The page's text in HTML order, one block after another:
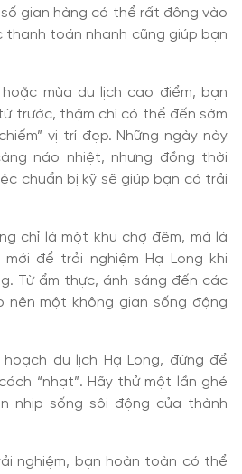
gian hàng có thể rất đông vào
thanh toán nhanh cũng giúp bạn
mùa du lịch cao điểm, bạn
trước, thậm chí có thể đến sớm
vị trí đẹp. Những ngày này
náo nhiệt, nhưng đồng thời
chuẩn bị kỹ sẽ giúp bạn có trải
chỉ là một khu chợ đêm, mà là
để trải nghiệm Hạ Long khi
Từ ẩm thực, ánh sáng đến các
một không gian sống động
du lịch Hạ Long, đừng để
“nhạt”. Hãy thử một lần ghé
nhịp sống sôi động của thành
nghiệm, bạn hoàn toàn có thể